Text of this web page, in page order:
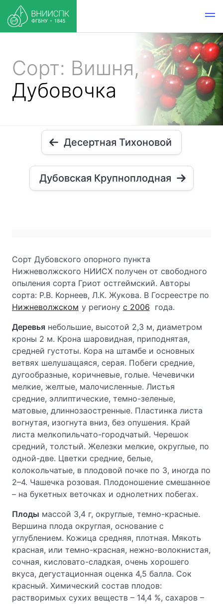
Сорт: Вишня,
Дубовочка
Десертная Тихоновой
Дубовская Крупноплодная
Сорт Дубовского опорного пункта
Нижневолжского НИИСХ получен от свободного
опыления сорта Гриот остгеймский. Авторы
сорта: Р.В. Корнеев, Л.К. Жукова. В Госреестре по
Нижневолжском у региону с 2006 года.
Деревья небольшие, высотой 2,3 м, диаметром
кроны 2 м. Крона шаровидная, приподнятая,
средней густоты. Кора на штамбе и основных
ветвях шелушащаяся, серая. Побеги средние,
дугообразные, коричневые, голые. Чечевички
мелкие, желтые, малочисленные. Листья
средние, эллиптические, темно-зеленые,
матовые, длиннозаостренные. Пластинка листа
вогнутая, изогнута вниз, без опушения. Край
листа мелкопильчато-городчатый. Черешок
средний, толстый. Железки мелкие, округлые, по
одной-две. Цветки средние, белые,
колокольчатые, в плодовой почке по 3, иногда по
2–4. Чашечка розовая. Плодоношение смешанное
– на букетных веточках и однолетних побегах.
Плоды массой 3,4 г, округлые, темно-красные.
Вершина плода округлая, основание с
углублением. Кожица средняя, плотная. Мякоть
красная, или темно-красная, нежно-волокнистая,
сочная, кисловато-сладкая, очень хорошего
вкуса, дегустационная оценка 4,5 балла. Сок
красный. Химический состав плодов:
растворимых сухих веществ – 14,4 %, сахаров –